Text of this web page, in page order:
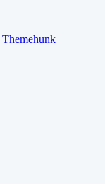
Themehunk